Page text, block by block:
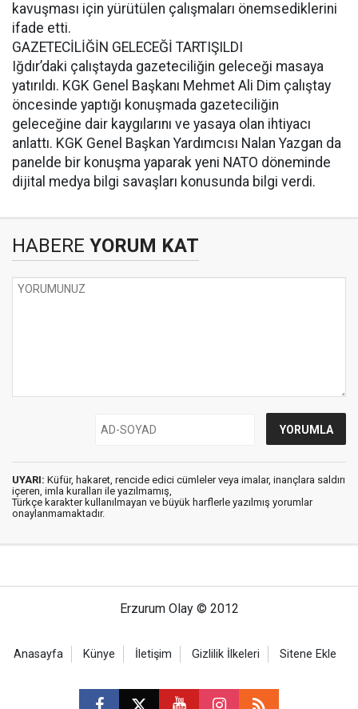
kavuşması için yürütülen çalışmaları önemsediklerini
ifade etti.
GAZETECİLİĞİN GELECEĞİ TARTIŞILDI
Iğdır’daki çalıştayda gazeteciliğin geleceği masaya
yatırıldı. KGK Genel Başkanı Mehmet Ali Dim çalıştay
öncesinde yaptığı konuşmada gazeteciliğin
geleceğine dair kaygılarını ve yasaya olan ihtiyacı
anlattı. KGK Genel Başkan Yardımcısı Nalan Yazgan da
panelde bir konuşma yaparak yeni NATO döneminde
dijital medya bilgi savaşları konusunda bilgi verdi.
HABERE YORUM KAT
UYARI: Küfür, hakaret, rencide edici cümleler veya imalar, inançlara saldırı
içeren, imla kuralları ile yazılmamış,
Türkçe karakter kullanılmayan ve büyük harflerle yazılmış yorumlar
onaylanmamaktadır.
Erzurum Olay © 2012
Anasayfa Künye İletişim Gizlilik İlkeleri Sitene Ekle